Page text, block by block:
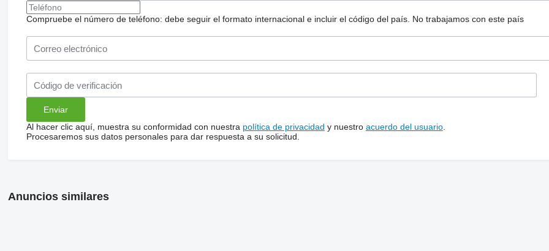
Compruebe el número de teléfono: debe seguir el formato internacional e incluir el código del país. No trabajamos con este país
Al hacer clic aquí, muestra su conformidad con nuestra política de privacidad y nuestro acuerdo del usuario.
Procesaremos sus datos personales para dar respuesta a su solicitud.
Anuncios similares